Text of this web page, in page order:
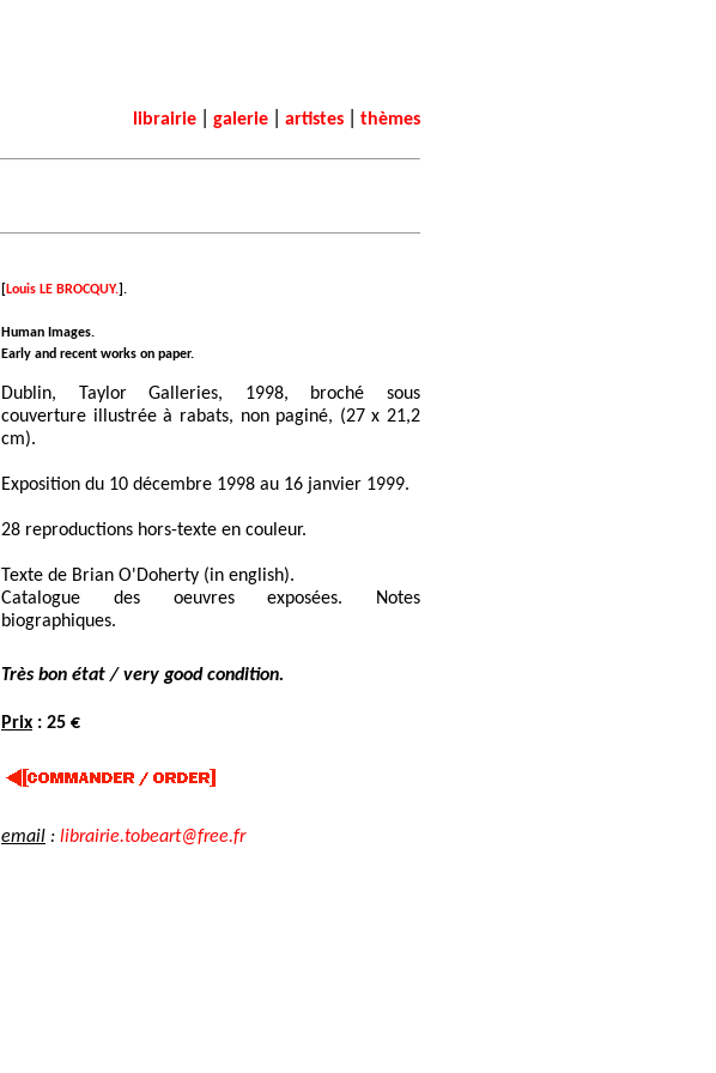
librairie galerie artistes thèmes
[ Louis LE BROCQUY.].
Human Images.
Early and recent works on paper.
Dublin, Taylor Galleries, 1998, broché sous
couverture illustrée à rabats, non paginé, (27 x 21,2
cm).
Exposition du 10 décembre 1998 au 16 janvier 1999.
28 reproductions hors-texte en couleur.
Texte de Brian O'Doherty (in english).
Catalogue des oeuvres exposées. Notes
biographiques.
Très bon état / very good condition.
Prix : 25 €
email : librairie.tobeart@free.fr